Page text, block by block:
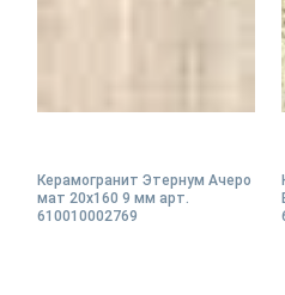
Керамогранит Этернум Ачеро
мат 20x160 9 мм арт.
610010002769